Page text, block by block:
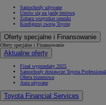
Samochody używane
Umów się na jazdę testową
Zobacz wszystkie cenniki
Konfiguruj swoją Toyotę
Oferty specjalne i Finansowanie
Oferty specjalne i Finansowanie
Aktualne oferty
Finał wyprzedaży 2025
Samochody dostawcze Toyota Professional
Oferta biznesowa
Auta używane
Toyota Financial Services